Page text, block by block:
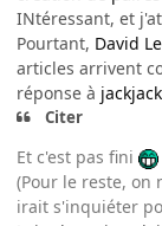
INtéressant, et
Pourtant, David
articles arrivent
réponse à
Citer
Et c'est pas fini
(Pour le reste,
irait s'inquiéter